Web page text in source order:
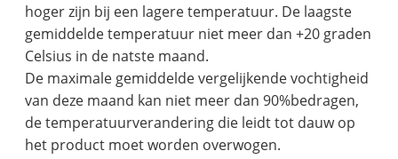
hoger zijn bij een lagere temperatuur. De laagste
gemiddelde temperatuur niet meer dan +20 graden
Celsius in de natste maand.
De maximale gemiddelde vergelijkende vochtigheid
van deze maand kan niet meer dan 90%bedragen,
de temperatuurverandering die leidt tot dauw op
het product moet worden overwogen.